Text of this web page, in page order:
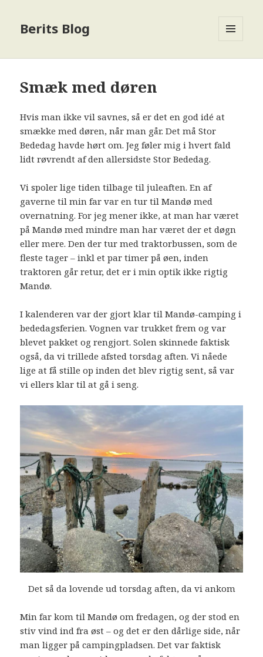
Berits Blog
Smæk med døren
Hvis man ikke vil savnes, så er det en god idé at
smække med døren, når man går. Det må Stor
Bededag havde hørt om. Jeg føler mig i hvert fald
lidt røvrendt af den allersidste Stor Bededag.
Vi spoler lige tiden tilbage til juleaften. En af
gaverne til min far var en tur til Mandø med
overnatning. For jeg mener ikke, at man har været
på Mandø med mindre man har været der et døgn
eller mere. Den der tur med traktorbussen, som de
fleste tager – inkl et par timer på øen, inden
traktoren går retur, det er i min optik ikke rigtig
Mandø.
I kalenderen var der gjort klar til Mandø-camping i
bededagsferien. Vognen var trukket frem og var
blevet pakket og rengjort. Solen skinnede faktisk
også, da vi trillede afsted torsdag aften. Vi nåede
lige at få stille op inden det blev rigtig sent, så var
vi ellers klar til at gå i seng.
Det så da lovende ud torsdag aften, da vi ankom
Min far kom til Mandø om fredagen, og der stod en
stiv vind ind fra øst – og det er den dårlige side, når
man ligger på campingpladsen. Det var faktisk